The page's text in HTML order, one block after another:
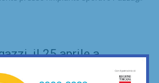
il 25 aprile a